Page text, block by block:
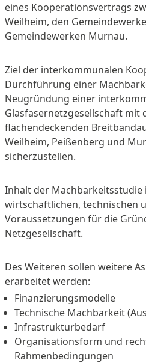
eines Kooperationsvertrags
Weilheim, den
Gemeindewerken Murnau.
Ziel der interkommunalen
Durchführung einer
Neugründung einer
Glasfasernetzgesellschaft mit
flächendeckenden
Weilheim, Peißenberg und
sicherzustellen.
Inhalt der
wirtschaftlichen, technischen
Voraussetzungen für die
Netzgesellschaft.
Des Weiteren sollen weitere
erarbeitet werden:
Finanzierungsmodelle
Technische Machbarkeit
Infrastrukturbedarf
Organisationsform und
Rahmenbedingungen